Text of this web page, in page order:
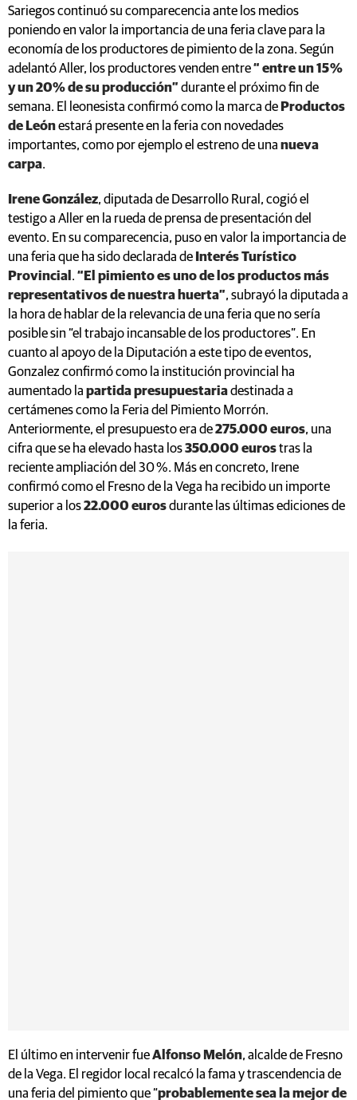
Sariegos continuó su comparecencia ante los medios
poniendo en valor la importancia de una feria clave para la
economía de los productores de pimiento de la zona. Según
adelantó Aller, los productores venden entre“ entre un 15 %
y un 20% de su producción” durante el próximo fin de
semana. El leonesista confirmó como la marca de Productos
de Leónestará presente en la feria con novedades
importantes, como por ejemplo el estreno de una nueva
carpa.
Irene González, diputada de Desarrollo Rural, cogió el
testigo a Aller en la rueda de prensa de presentación del
evento. En su comparecencia, puso en valor la importancia de
una feria que ha sido declarada de Interés Turístico
Provincial . “El pimiento es uno de los productos más
representativos de nuestra huerta”, subrayó la diputada a
la hora de hablar de la relevancia de una feria que no sería
posible sin “el trabajo incansable de los productores”. En
cuanto al apoyo de la Diputación a este tipo de eventos,
Gonzalez confirmó como la institución provincial ha
aumentado la partida presupuestariadestinada a
certámenes como la Feria del Pimiento Morrón.
Anteriormente, el presupuesto era de275.000 euros, una
cifra que se ha elevado hasta los350.000 eurostras la
reciente ampliación del 30 %. Más en concreto, Irene
confirmó como el Fresno de la Vega ha recibido un importe
superior a los22.000 eurosdurante las últimas ediciones de
la feria.
El último en intervenir fueAlfonso Melón, alcalde de Fresno
de la Vega. El regidor local recalcó la fama y trascendencia de
una feria del pimiento que “probablemente sea la mejor de